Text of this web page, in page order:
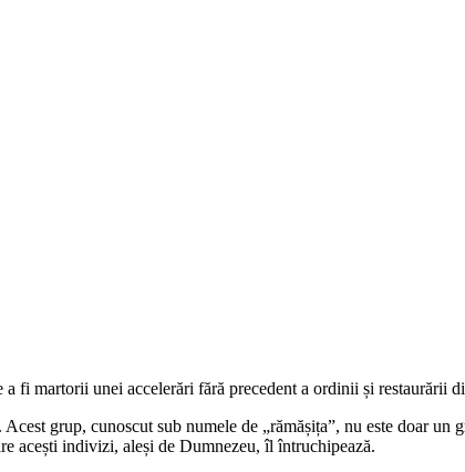
fi martorii unei accelerări fără precedent a ordinii și restaurării
grup, cunoscut sub numele de „rămășița”, nu este doar un
acești indivizi, aleși de Dumnezeu, îl întruchipează.